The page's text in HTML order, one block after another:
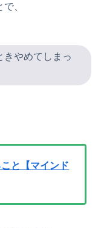
、
きやめてしまっ
と【マインド